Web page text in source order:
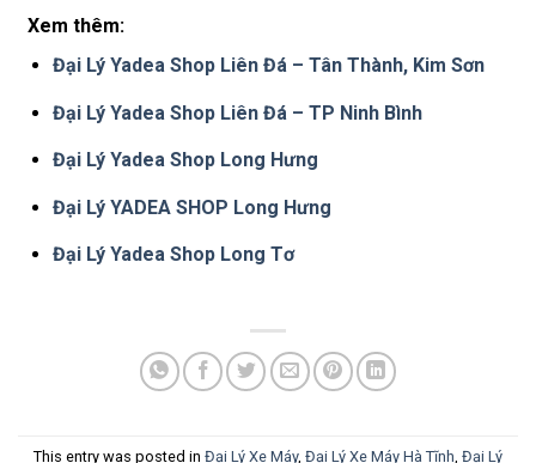
Xem thêm:
Đại Lý Yadea Shop Liên Đá – Tân Thành, Kim Sơn
Đại Lý Yadea Shop Liên Đá – TP Ninh Bình
Đại Lý Yadea Shop Long Hưng
Đại Lý YADEA SHOP Long Hưng
Đại Lý Yadea Shop Long Tơ
This entry was posted in Đại Lý Xe Máy, Đại Lý Xe Máy Hà Tĩnh Đại Lý